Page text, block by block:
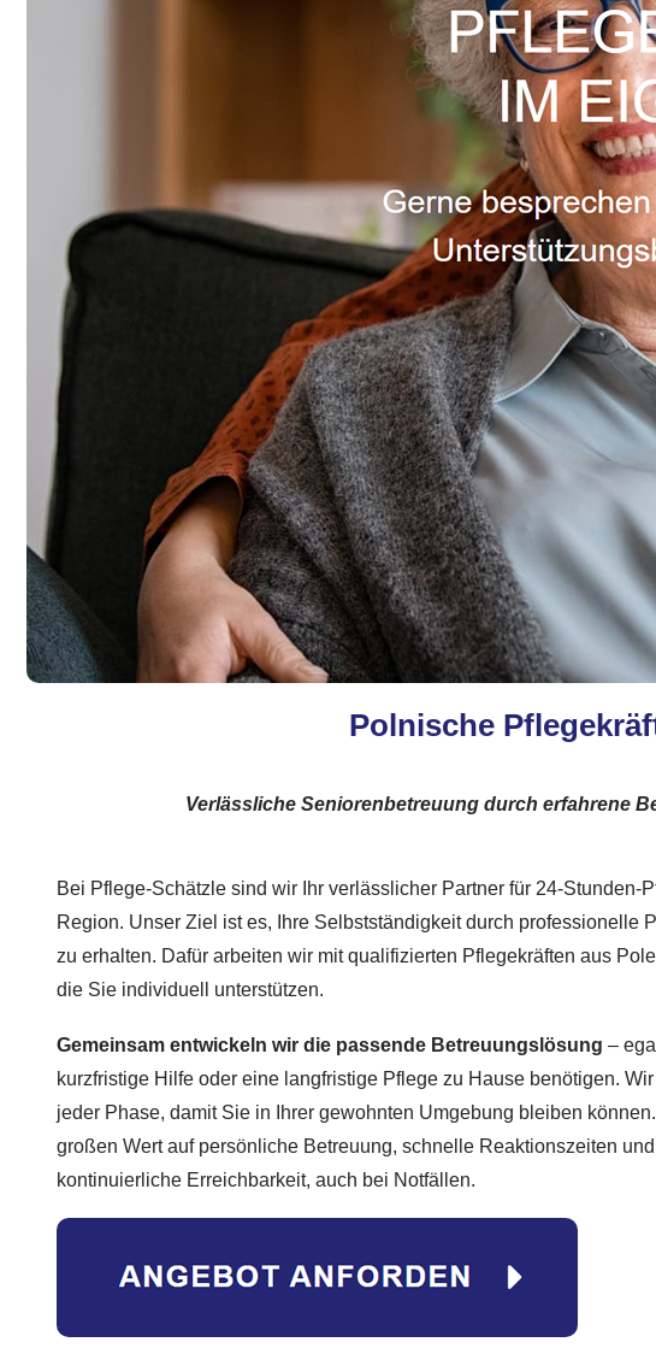
Polnische
Verlässliche Seniorenbetreuung durch erfahrene
Bei Pflege-Schätzle sind wir Ihr verlässlicher Partner für 24-Stunden-
Region. Unser Ziel ist es, Ihre Selbstständigkeit durch professionelle
zu erhalten. Dafür arbeiten wir mit qualifizierten Pflegekräften aus
die Sie individuell unterstützen.
Gemeinsam entwickeln wir die passende Betreuungslösung –
kurzfristige Hilfe oder eine langfristige Pflege zu Hause benötigen.
jeder Phase, damit Sie in Ihrer gewohnten Umgebung bleiben
großen Wert auf persönliche Betreuung, schnelle Reaktionszeiten
kontinuierliche Erreichbarkeit, auch bei Notfällen.